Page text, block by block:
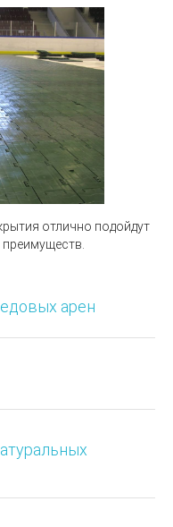
отлично подойдут
арен